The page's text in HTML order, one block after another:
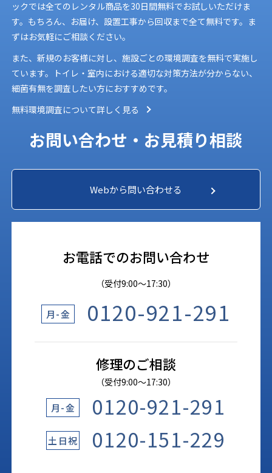
ックでは全てのレンタル商品を30日間無料でお試しいただけま
す。もちろん、お届け、設置工事から回収まで全て無料です。ま
ずはお気軽にご相談ください。
また、新規のお客様に対し、施設ごとの環境調査を無料で実施し
ています。トイレ・室内における適切な対策方法が分からない、
細菌有無を調査したい方におすすめです。
無料環境調査について詳しく見る
お問い合わせ・お見積り相談
Webから問い合わせる
お電話でのお問い合わせ
（受付9:00〜17:30）
月-金 0120-921-291
修理のご相談
（受付9:00〜17:30）
月-金 0120-921-291
土日祝 0120-151-229